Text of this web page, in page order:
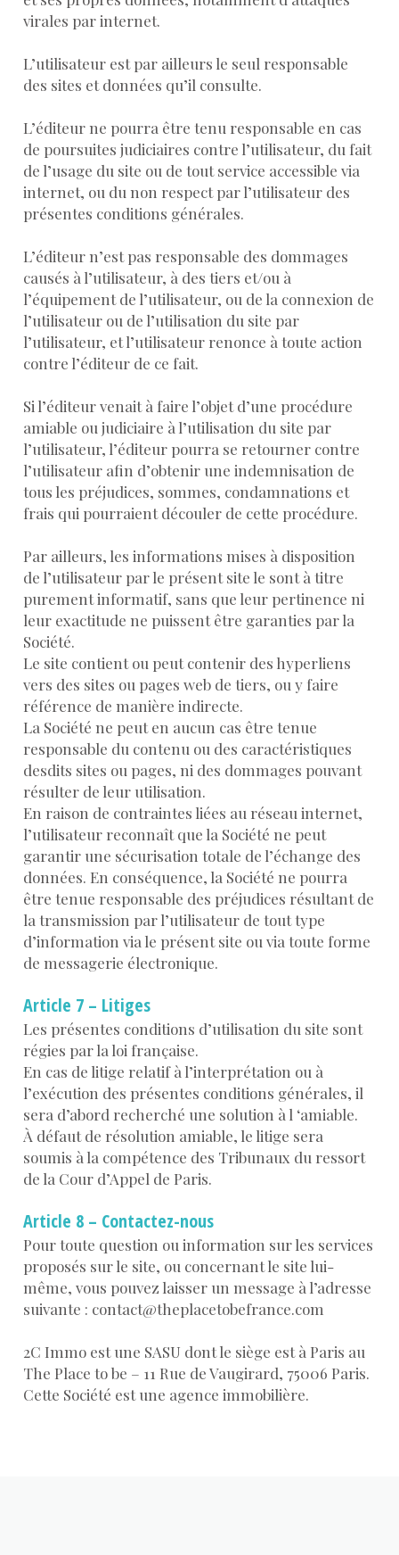
virales par internet.
L’utilisateur est par ailleurs le seul responsable
des sites et données qu’il consulte.
L’éditeur ne pourra être tenu responsable en cas
de poursuites judiciaires contre l’utilisateur, du fait
de l’usage du site ou de tout service accessible via
internet, ou du non respect par l’utilisateur des
présentes conditions générales.
L’éditeur n’est pas responsable des dommages
causés à l’utilisateur, à des tiers et/ou à
l’équipement de l’utilisateur, ou de la connexion de
l’utilisateur ou de l’utilisation du site par
l’utilisateur, et l’utilisateur renonce à toute action
contre l’éditeur de ce fait.
Si l’éditeur venait à faire l’objet d’une procédure
amiable ou judiciaire à l’utilisation du site par
l’utilisateur, l’éditeur pourra se retourner contre
l’utilisateur afin d’obtenir une indemnisation de
tous les préjudices, sommes, condamnations et
frais qui pourraient découler de cette procédure.
Par ailleurs, les informations mises à disposition
de l’utilisateur par le présent site le sont à titre
purement informatif, sans que leur pertinence ni
leur exactitude ne puissent être garanties par la
Société.
Le site contient ou peut contenir des hyperliens
vers des sites ou pages web de tiers, ou y faire
référence de manière indirecte.
La Société ne peut en aucun cas être tenue
responsable du contenu ou des caractéristiques
desdits sites ou pages, ni des dommages pouvant
résulter de leur utilisation.
En raison de contraintes liées au réseau internet,
l’utilisateur reconnaît que la Société ne peut
garantir une sécurisation totale de l’échange des
données. En conséquence, la Société ne pourra
être tenue responsable des préjudices résultant de
la transmission par l’utilisateur de tout type
d’information via le présent site ou via toute forme
de messagerie électronique.
Article 7 – Litiges
Les présentes conditions d’utilisation du site sont
régies par la loi française.
En cas de litige relatif à l’interprétation ou à
l’exécution des présentes conditions générales, il
sera d’abord recherché une solution à l ‘amiable.
À défaut de résolution amiable, le litige sera
soumis à la compétence des Tribunaux du ressort
de la Cour d’Appel de Paris.
Article 8 – Contactez-nous
Pour toute question ou information sur les services
proposés sur le site, ou concernant le site lui-
même, vous pouvez laisser un message à l’adresse
suivante : contact@theplacetobefrance.com
2C Immo est une SASU dont le siège est à Paris au
The Place to be – 11 Rue de Vaugirard, 75006 Paris.
Cette Société est une agence immobilière.